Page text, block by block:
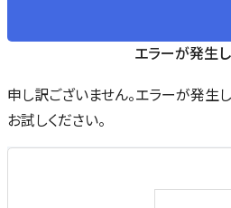
エラーが発生
申し訳ございません。エラーが発生
お試しください。